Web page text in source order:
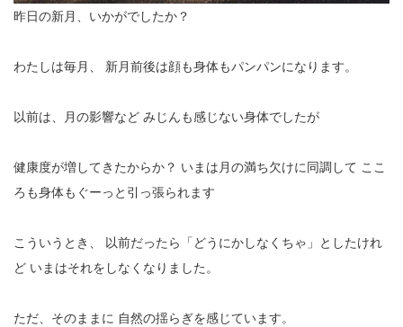
昨日の新月、いかがでしたか？
わたしは毎月、 新月前後は顔も身体もパンパンになります。
以前は、月の影響など みじんも感じない身体でしたが
健康度が増してきたからか？ いまは月の満ち欠けに同調して ここ
ろも身体もぐーっと引っ張られます
こういうとき、
以前だったら「どうにかしなくちゃ」としたけれ
ど いまはそれをしなくなりました。
ただ、そのままに 自然の揺らぎを感じています。